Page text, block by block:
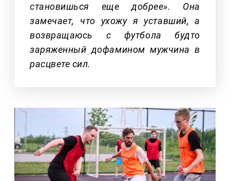
становишься еще добрее». Она
замечает, что ухожу я уставший, а
возвращаюсь с футбола будто
заряженный дофамином мужчина в
расцвете сил.